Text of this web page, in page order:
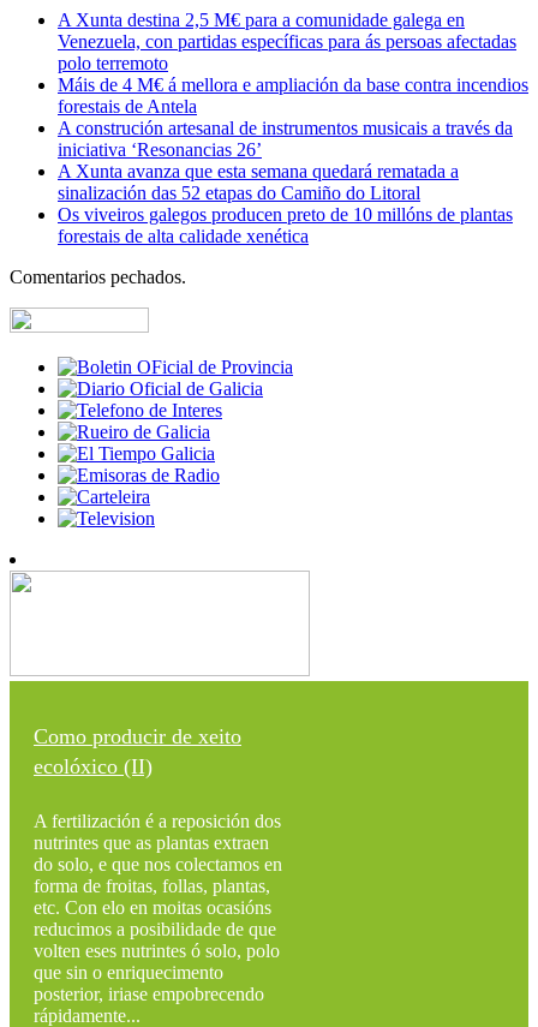
A Xunta destina 2,5 M€ para a comunidade galega en
Venezuela, con partidas específicas para ás persoas afectadas
polo terremoto
Máis de 4 M€ á mellora e ampliación da base contra incendios
forestais de Antela
A construción artesanal de instrumentos musicais a través da
iniciativa ‘Resonancias 26’
A Xunta avanza que esta semana quedará rematada a
sinalización das 52 etapas do Camiño do Litoral
Os viveiros galegos producen preto de 10 millóns de plantas
forestais de alta calidade xenética
Comentarios pechados.
Como producir de xeito
ecolóxico (II)
A fertilización é a reposición dos
nutrintes que as plantas extraen
do solo, e que nos colectamos en
forma de froitas, follas, plantas,
etc. Con elo en moitas ocasións
reducimos a posibilidade de que
volten eses nutrintes ó solo, polo
que sin o enriquecimento
posterior, iriase empobrecendo
rápidamente...